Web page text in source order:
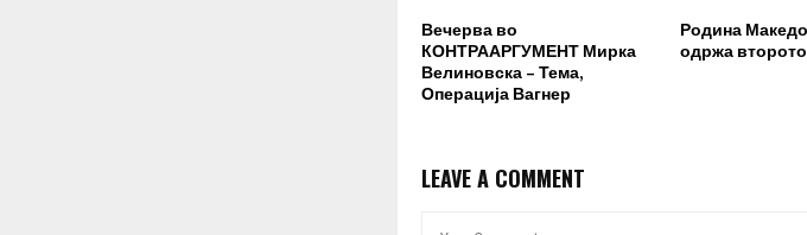
Вечерва во
КОНТРААРГУМЕНТ Мирка
Велиновска – Тема,
Операција Вагнер
Родина
одржа
LEAVE A COMMENT